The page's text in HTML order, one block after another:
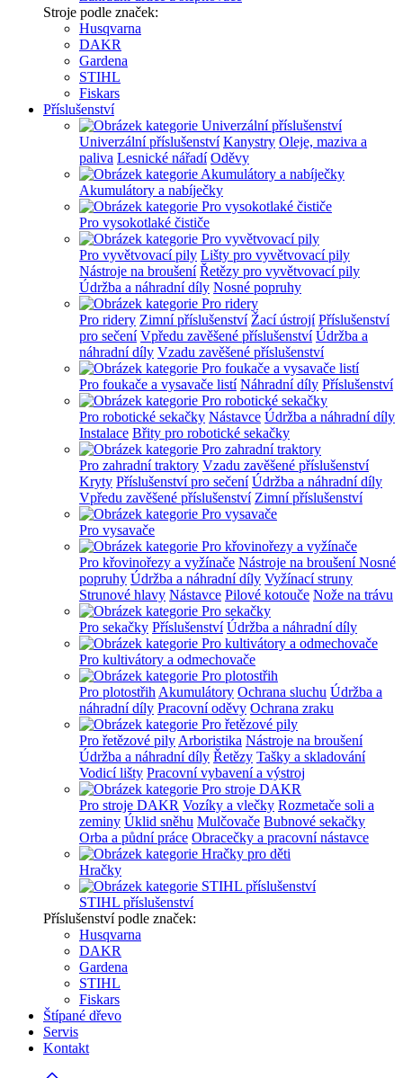
Stroje podle značek:
Husqvarna
DAKR
Gardena
STIHL
Fiskars
Příslušenství
Univerzální příslušenství Kanystry Oleje, maziva a
paliva Lesnické nářadí Oděvy
Akumulátory a nabíječky
Pro vysokotlaké čističe
Pro vyvětvovací pily Lišty pro vyvětvovací pily
Nástroje na broušení Řetězy pro vyvětvovací pily
Údržba a náhradní díly Nosné popruhy
Pro ridery Zimní příslušenství Žací ústrojí Příslušenství
pro sečení Vpředu zavěšené příslušenství Údržba a
náhradní díly Vzadu zavěšené příslušenství
Pro foukače a vysavače listí Náhradní díly Příslušenství
Pro robotické sekačky Nástavce Údržba a náhradní díly
Instalace Břity pro robotické sekačky
Pro zahradní traktory Vzadu zavěšené příslušenství
Kryty Příslušenství pro sečení Údržba a náhradní díly
Vpředu zavěšené příslušenství Zimní příslušenství
Pro vysavače
Pro křovinořezy a vyžínače Nástroje na broušeníNosné
popruhy Údržba a náhradní díly Vyžínací struny
Strunové hlavy Nástavce Pilové kotouče Nože na trávu
Pro sekačky Příslušenství Údržba a náhradní díly
Pro kultivátory a odmechovače
Pro plotostřih Akumulátory Ochrana sluchu Údržba a
náhradní díly Pracovní oděvy Ochrana zraku
Pro řetězové pily Arboristika Nástroje na broušení
Údržba a náhradní díly Řetězy Tašky a skladování
Vodicí lišty Pracovní vybavení a výstroj
Pro stroje DAKR Vozíky a vlečky Rozmetače soli a
zeminy Úklid sněhu Mulčovače Bubnové sekačky
Orba a půdní práce Obracečky a pracovní nástavce
Hračky
STIHL příslušenství
Příslušenství podle značek:
Husqvarna
DAKR
Gardena
STIHL
Fiskars
Štípané dřevo
Servis
Kontakt